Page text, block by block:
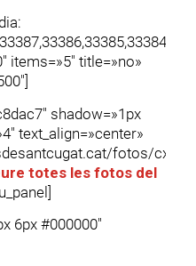
items=»5″ title=»no»
shadow=»1px
text_align=»center»
fotos/cxc-
totes les fotos del
6px #000000″